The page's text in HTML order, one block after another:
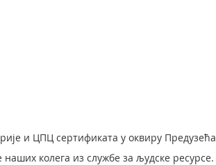
и ЦПЦ сертификата у оквиру Предузећа
колега из службе за људске ресурсе.